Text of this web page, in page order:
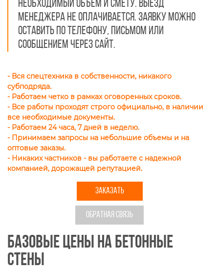
необходимый объем и смету. Выезд
менеджера не оплачивается. Заявку можно
оставить по телефону, письмом или
сообщением через сайт.
- Вся спецтехника в собственности, никакого
субподряда.
- Работаем четко в рамках оговоренных сроков.
- Все работы проходят строго официально, в наличии
все необходимые документы.
- Работаем 24 часа, 7 дней в неделю.
- Принимаем запросы на небольшие объемы и на
оптовые заказы.
- Никаких частников - вы работаете с надежной
компанией, дорожащей репутацией.
ЗАКАЗАТЬ
ОБРАТНАЯ СВЯЗЬ
Базовые цены на бетонные
стены